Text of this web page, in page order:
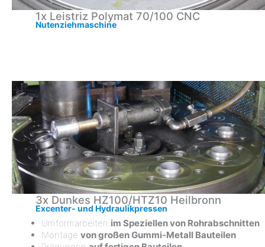
1x Leistriz Polymat 70/100 CNC
Nutenziehmaschine
3x Dunkes HZ100/HTZ10 Heilbronn
Excenter- und Hydraulikpressen
Umformarbeiten im Speziellen von Rohrabschnitten
Montage von großen Gummi-Metall Bauteilen